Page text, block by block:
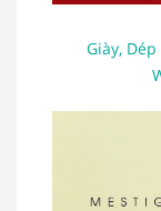
Giày,